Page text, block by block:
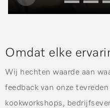
slide
Omdat elke
Wij hechten waarde aan
feedback van onze
kookworkshops,